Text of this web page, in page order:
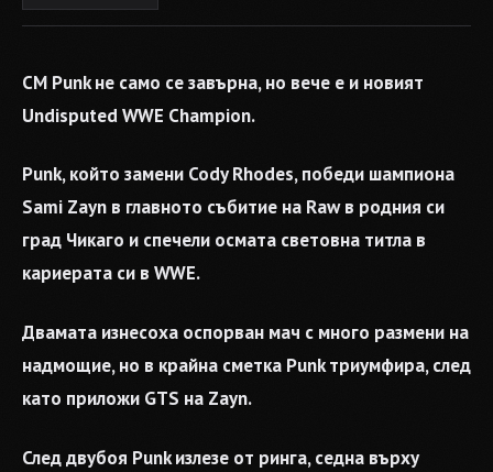
CM Punk не само се завърна, но вече е и новият
Undisputed WWE Champion.
Punk, който замени Cody Rhodes, победи шампиона
Sami Zayn в главното събитие на Raw в родния си
град Чикаго и спечели осмата световна титла в
кариерата си в WWE.
Двамата изнесоха оспорван мач с много размени на
надмощие, но в крайна сметка Punk триумфира, след
като приложи GTS на Zayn.
След двубоя Punk излезе от ринга, седна върху